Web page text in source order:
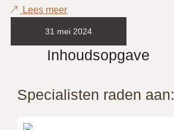
Lees meer
31 mei 2024
Inhoudsopgave
Specialisten raden aan: